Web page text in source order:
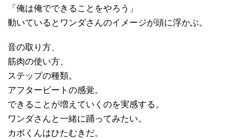
「俺は俺でできることをやろう」
動いているとワンダさんのイメージが頭に浮かぶ。
音の取り方、
筋肉の使い方、
ステップの種類。
アフタービートの感覚。
できることが増えていくのを実感する。
ワンダさんと一緒に踊ってみたい。
カボくんはひたむきだ。